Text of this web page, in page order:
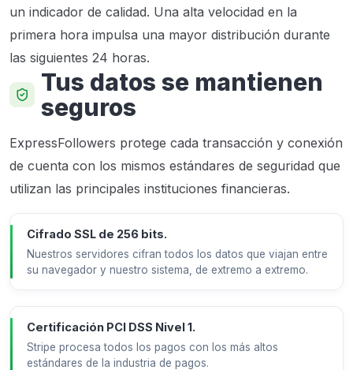
un indicador de calidad. Una alta velocidad en la
primera hora impulsa una mayor distribución durante
las siguientes 24 horas.
Tus datos se mantienen
seguros
ExpressFollowers protege cada transacción y conexión
de cuenta con los mismos estándares de seguridad que
utilizan las principales instituciones financieras.
Cifrado SSL de 256 bits.
Nuestros servidores cifran todos los datos que viajan entre
su navegador y nuestro sistema, de extremo a extremo.
Certificación PCI DSS Nivel 1.
Stripe procesa todos los pagos con los más altos
estándares de la industria de pagos.